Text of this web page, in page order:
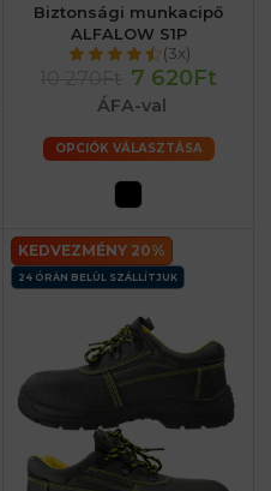
Biztonsági munkacipő
ALFALOW S1P
(3x)
7 620Ft
ÁFA-val
OPCIÓK VÁLASZTÁSA
KEDVEZMÉNY 20%
24 ÓRÁN BELÜL SZÁLLÍTJUK